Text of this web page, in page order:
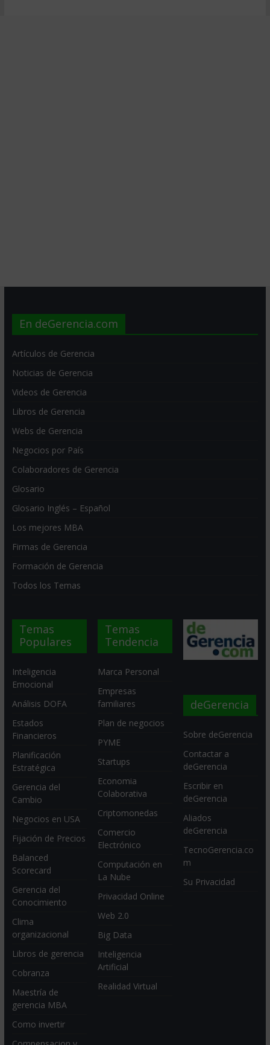
En deGerencia.com
Artículos de Gerencia
Noticias de Gerencia
Videos de Gerencia
Libros de Gerencia
Webs de Gerencia
Negocios por País
Colaboradores de Gerencia
Glosario
Glosario Inglés – Español
Los mejores MBA
Firmas de Gerencia
Formación de Gerencia
Todos los Temas
Temas
Populares
Inteligencia
Emocional
Análisis DOFA
Estados
Financieros
Planificación
Estratégica
Gerencia del
Cambio
Negocios en USA
Fijación de Precios
Balanced
Scorecard
Gerencia del
Conocimiento
Clima
organizacional
Libros de gerencia
Cobranza
Maestría de
gerencia MBA
Como invertir
Temas
Tendencia
Marca Personal
Empresas
familiares
Plan de negocios
PYME
Startups
Economia
Colaborativa
Criptomonedas
Comercio
Electrónico
Computación en
La Nube
Privacidad Online
Web 2.0
Big Data
Inteligencia
Artificial
Realidad Virtual
deGerencia
Sobre deGerencia
Contactar a
deGerencia
Escribir en
deGerencia
Aliados
deGerencia
TecnoGerencia.co
m
Su Privacidad